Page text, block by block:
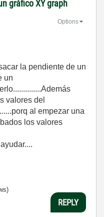
gráfico XY graph
Options
la pendiente de un
un
valores del
al empezar una
los valores
REPLY